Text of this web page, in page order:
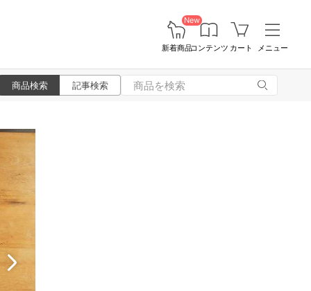
New
新着商品コンテンツ カート メニュー
商品検索 記事検索